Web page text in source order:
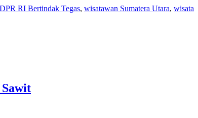
RI Bertindak Tegas, wisatawan Sumatera Utara, wisata